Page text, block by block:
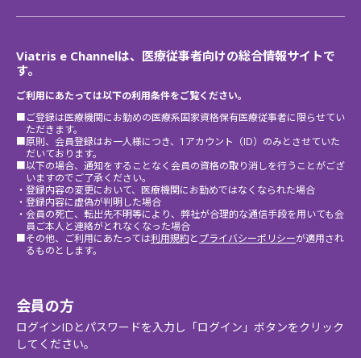
Viatris e Channelは、医療従事者向けの総合情報サイトで
す。
ご利用にあたっては以下の利用条件をご覧ください。
■ご登録は医療機関にお勤めの医療系国家資格保有医療従事者に限らせてい
ただきます。
■原則、会員登録はお一人様につき、1アカウント（ID）のみとさせていた
だいております。
■以下の場合、通知をすることなく会員の資格の取り消しを行うことがござ
いますのでご了承ください。
・登録内容の変更において、医療機関にお勤めではなくなられた場合
・登録内容に虚偽が判明した場合
・会員の死亡、転出先不明等により、弊社が合理的な通信手段を用いても会
員ご本人と連絡がとれなくなった場合
■その他、ご利用にあたっては利用規約とプライバシーポリシーが適用され
るものとします。
会員の方
ログインIDとパスワードを入力し「ログイン」ボタンをクリック
してください。